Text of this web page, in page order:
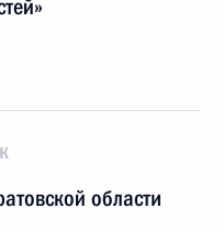
области